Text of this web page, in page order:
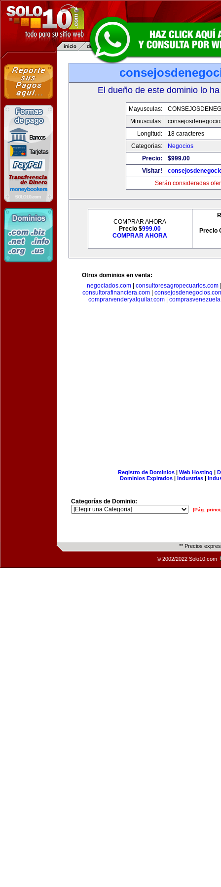
El dueño de este dominio lo
Mayusculas:
Minusculas:
Longitud:
18 caracteres
Categorias:
Negocios
Precio:
$999.00
Visitar!
Serán consideradas
COMPRAR AHORA
Precio $999.00
COMPRAR AHORA
Precio
Otros dominios en venta:
negociados.com
consultoresagropecuarios.com
consultorafinanciera.com|
comprarvenderyalquilar.com|
Registro de Dominios| Web Hosting |
Dominios Expirados | Industrias |
Categorías de Dominio:
[Pág.
** Precios
© 2002/2022 Solo10.com